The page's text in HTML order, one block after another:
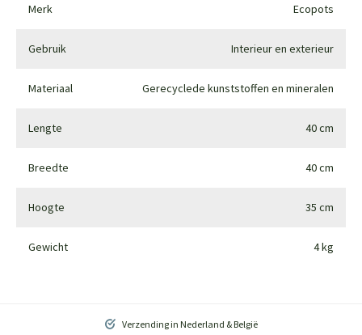
Merk Ecopots
Gebruik Interieur en exterieur
Materiaal Gerecyclede kunststoffen en mineralen
Lengte 40 cm
Breedte 40 cm
Hoogte 35 cm
Gewicht 4 kg
Verzending in Nederland & België